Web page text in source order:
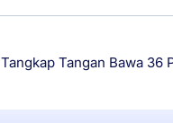
Tangkap Tangan Bawa 36